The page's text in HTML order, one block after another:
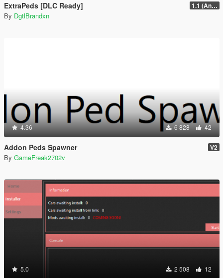
ExtraPeds [DLC Ready] 1.1 (Animal Menu Update)
By DgtlBrandxn
4.36 6 828 42
Addon Peds Spawner V2
By GameFreak2702v
5.0 2 508 12